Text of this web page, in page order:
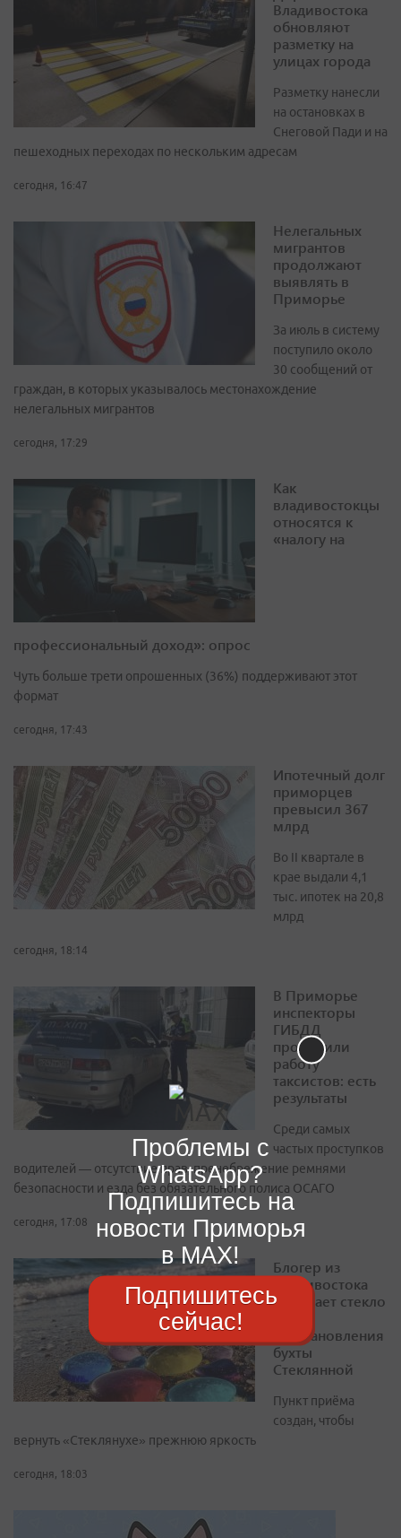
Владивостока
обновляют
разметку на
улицах города
Разметку нанесли
на остановках в
Снеговой Пади и на
пешеходных переходах по нескольким адресам
сегодня, 16:47
Нелегальных
мигрантов
продолжают
выявлять в
Приморье
За июль в систему
поступило около
30 сообщений от
граждан, в которых указывалось местонахождение
нелегальных мигрантов
сегодня, 17:29
Как
владивостокцы
относятся к
«налогу на
профессиональный доход»: опрос
Чуть больше трети опрошенных (36%) поддерживают этот
формат
сегодня, 17:43
Ипотечный долг
приморцев
превысил 367
млрд
Во II квартале в
крае выдали 4,1
тыс. ипотек на 20,8
млрд
сегодня, 18:14
В Приморье
инспекторы
ГИБДД
проверили
работу
таксистов: есть
результаты
Среди самых
частых проступков
водителей — отсутствие прав, пренебрежение ремнями
безопасности и езда без обязательного полиса ОСАГО
сегодня, 17:08
Блогер из
Владивостока
собирает стекло
восстановления
бухты
Стеклянной
Пункт приёма
создан, чтобы
вернуть «Стеклянухе» прежнюю яркость
сегодня, 18:03
Проблемы с
WhatsApp?
Подпишитесь на
новости Приморья
в MAX!
Подпишитесь
сейчас!